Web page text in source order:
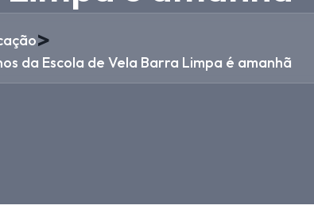
>
da Escola de Vela Barra Limpa é amanhã